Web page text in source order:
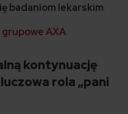
badaniom lekarskim.
AXA
kontynuację
rola „pani